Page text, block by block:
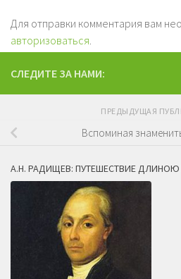
Для отправки комментария вам
авторизоваться.
СЛЕДИТЕ ЗА НАМИ:
ПРЕДЫДУЩАЯ
Вспоминая
А.Н. РАДИЩЕВ: ПУТЕШЕСТВИЕ